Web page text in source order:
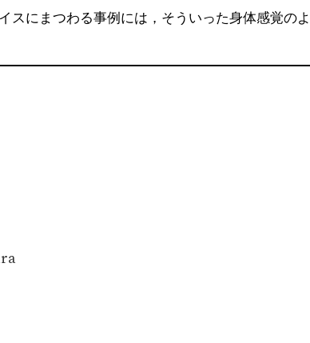
スにまつわる事例には，そういった身体感覚の